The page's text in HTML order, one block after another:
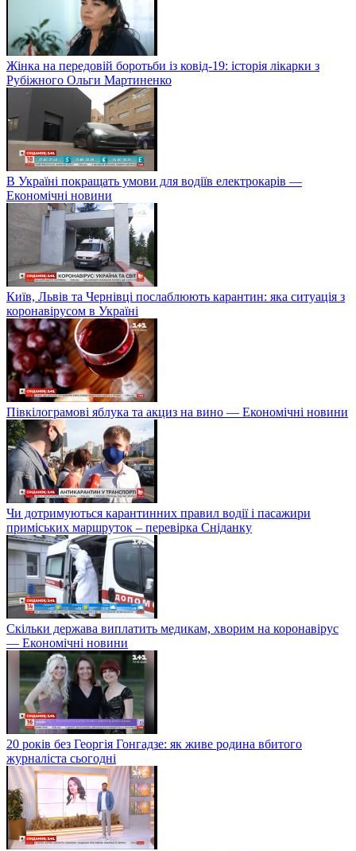
Жінка на передовій боротьби із ковід-19: історія лікарки з
Рубіжного Ольги Мартиненко
В Україні покращать умови для водіїв електрокарів —
Економічні новини
Київ, Львів та Чернівці послаблюють карантин: яка ситуація з
коронавірусом в Україні
Півкілограмові яблука та акциз на вино — Економічні новини
Чи дотримуються карантинних правил водії і пасажири
приміських маршруток – перевірка Сніданку
Скільки держава виплатить медикам, хворим на коронавірус
— Економічні новини
20 років без Георгія Гонгадзе: як живе родина вбитого
журналіста сьогодні